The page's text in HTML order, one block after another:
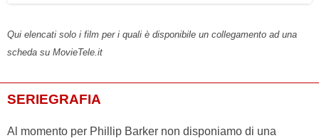
Qui elencati solo i film per i quali è disponibile un collegamento ad una
scheda su MovieTele.it
SERIEGRAFIA
Al momento per Phillip Barker non disponiamo di una